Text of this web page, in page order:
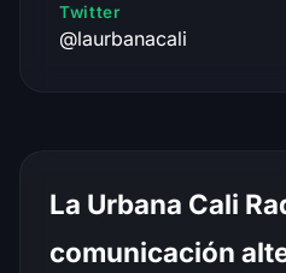
Twitter
@laurbanacali
La Urbana Cali
comunicación